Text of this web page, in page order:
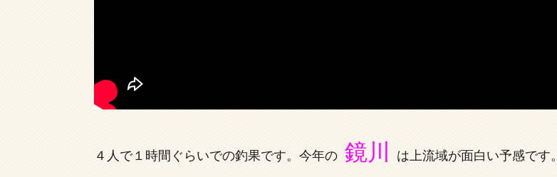
４人で１時間ぐらいでの釣果です。今年の 鏡川 は上流域が面白い予感です。